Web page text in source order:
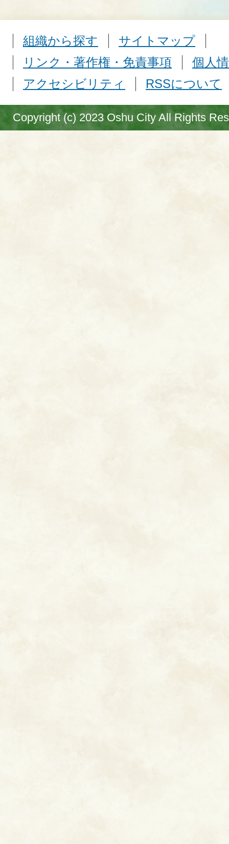
組織から探す
サイトマップ
リンク・著作権・免責事項
個人
アクセシビリティ
RSSについて
Copyright (c) 2023 Oshu City All Rights